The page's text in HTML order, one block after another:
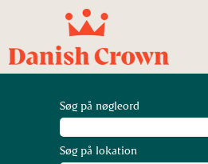
Søg på nøgleord
Søg på lokation